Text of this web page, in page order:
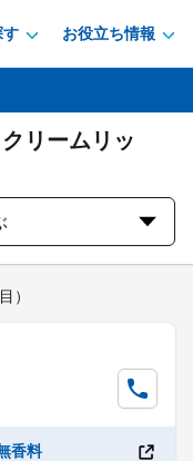
す お役立ち情報
リームリッ
）
香料